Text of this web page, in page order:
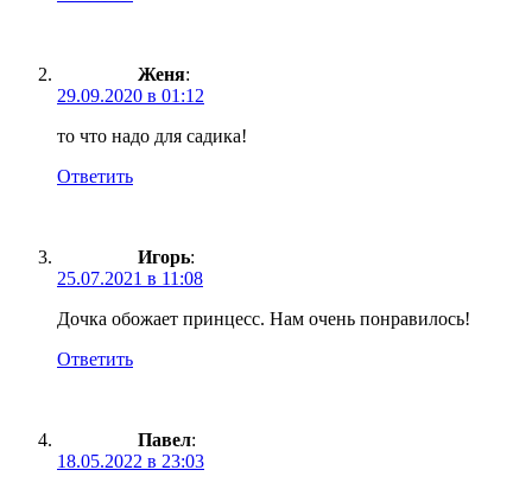
Женя:
29.09.2020 в 01:12
то что надо для садика!
Ответить
Игорь:
25.07.2021 в 11:08
Дочка обожает принцесс. Нам очень понравилось!
Ответить
Павел:
18.05.2022 в 23:03